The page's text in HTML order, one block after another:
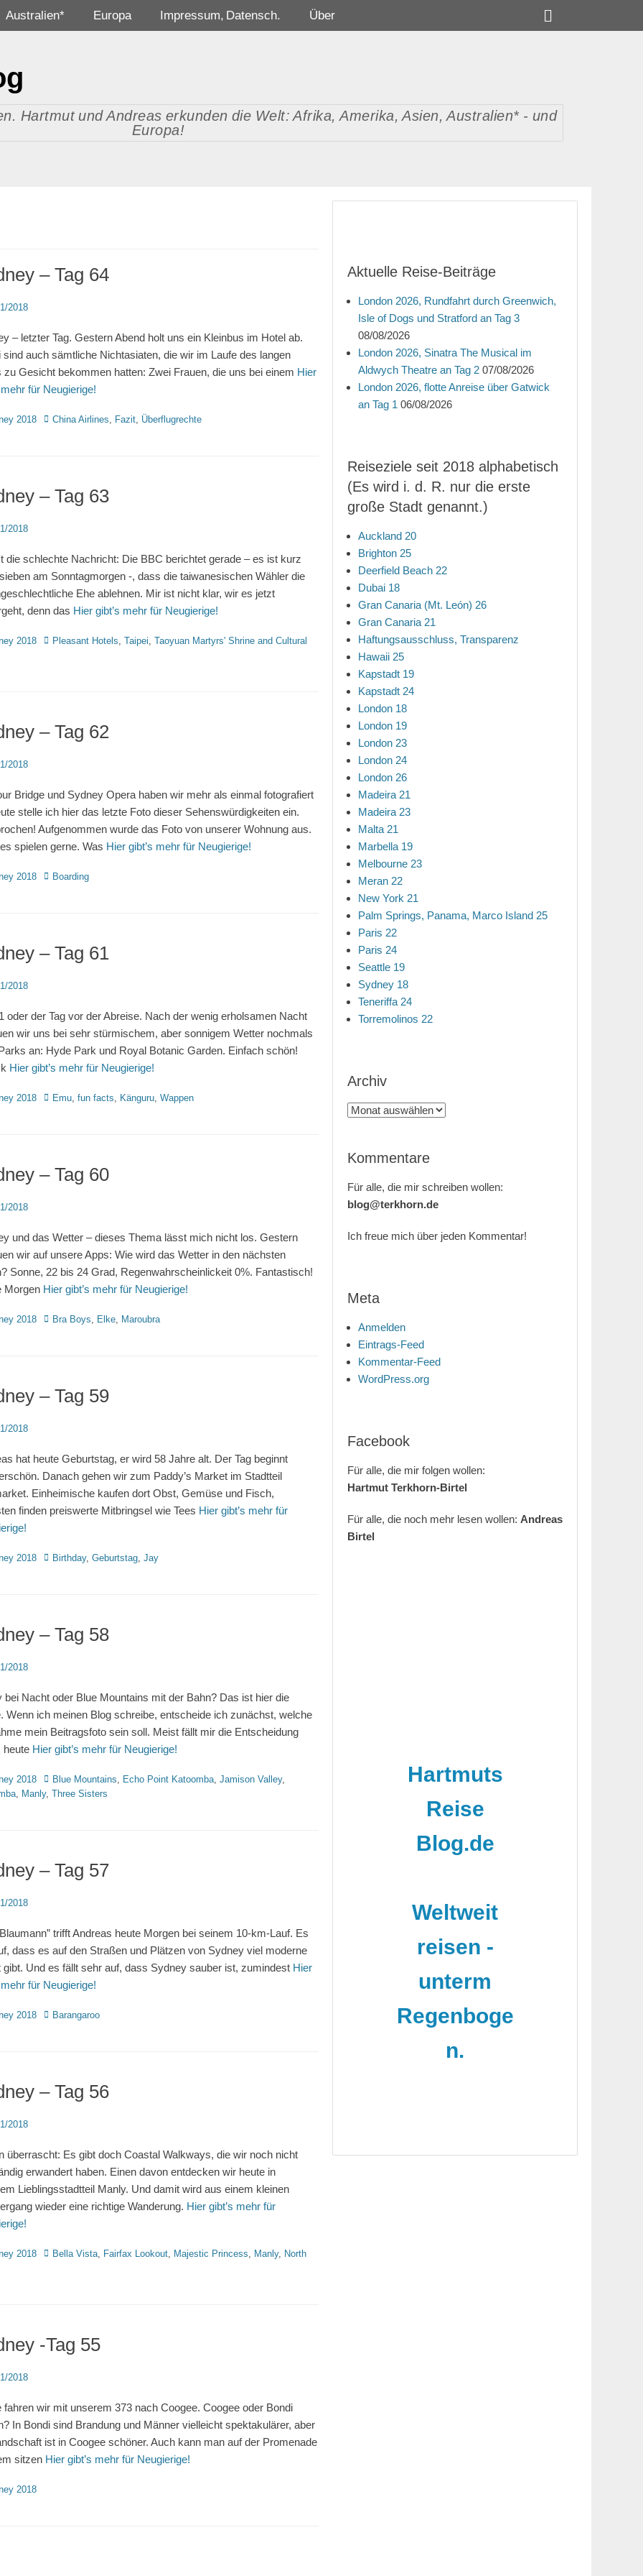
Hartmut und Andreas erkunden die Welt: Afrika, Amerika, Asien, Australien* - und
Europa!
Australien* Europa Impressum, Datensch. Über
– Tag 64
2018
– letzter Tag. Gestern Abend holt uns ein Kleinbus im Hotel ab.
sind auch sämtliche Nichtasiaten, die wir im Laufe des langen
zu Gesicht bekommen hatten: Zwei Frauen, die uns bei einem Hier
mehr für Neugierige!
2018 Schlagworte
China Airlines, Fazit, Überflugrechte
– Tag 63
2018
die schlechte Nachricht: Die BBC berichtet gerade – es ist kurz
am Sonntagmorgen -, dass die taiwanesischen Wähler die
Ehe ablehnen. Mir ist nicht klar, wir es jetzt
denn das Hier gibt’s mehr für Neugierige!
2018 Schlagworte
Pleasant Hotels, Taipei, Taoyuan Martyrs' Shrine and Cultural
– Tag 62
2018
Bridge und Sydney Opera haben wir mehr als einmal fotografiert
stelle ich hier das letzte Foto dieser Sehenswürdigkeiten ein.
Aufgenommen wurde das Foto von unserer Wohnung aus.
spielen gerne. Was Hier gibt’s mehr für Neugierige!
2018 Schlagworte
Boarding
– Tag 61
2018
oder der Tag vor der Abreise. Nach der wenig erholsamen Nacht
wir uns bei sehr stürmischem, aber sonnigem Wetter nochmals
an: Hyde Park und Royal Botanic Garden. Einfach schön!
Hier gibt’s mehr für Neugierige!
2018 Schlagworte
Emu, fun facts, Känguru, Wappen
– Tag 60
2018
und das Wetter – dieses Thema lässt mich nicht los. Gestern
wir auf unsere Apps: Wie wird das Wetter in den nächsten
Sonne, 22 bis 24 Grad, Regenwahrscheinlickeit 0%. Fantastisch!
Morgen Hier gibt’s mehr für Neugierige!
2018 Schlagworte
Bra Boys, Elke, Maroubra
– Tag 59
2018
hat heute Geburtstag, er wird 58 Jahre alt. Der Tag beginnt
Danach gehen wir zum Paddy’s Market im Stadtteil
Einheimische kaufen dort Obst, Gemüse und Fisch,
finden preiswerte Mitbringsel wie Tees Hier gibt’s mehr für
2018 Schlagworte
Birthday, Geburtstag, Jay
– Tag 58
2018
bei Nacht oder Blue Mountains mit der Bahn? Das ist hier die
Wenn ich meinen Blog schreibe, entscheide ich zunächst, welche
mein Beitragsfoto sein soll. Meist fällt mir die Entscheidung
heute Hier gibt’s mehr für Neugierige!
2018 Schlagworte
Blue Mountains, Echo Point Katoomba, Jamison Valley,
, Manly, Three Sisters
– Tag 57
2018
trifft Andreas heute Morgen bei seinem 10-km-Lauf. Es
dass es auf den Straßen und Plätzen von Sydney viel moderne
gibt. Und es fällt sehr auf, dass Sydney sauber ist, zumindest Hier
mehr für Neugierige!
2018 Schlagworte
Barangaroo
– Tag 56
2018
überrascht: Es gibt doch Coastal Walkways, die wir noch nicht
erwandert haben. Einen davon entdecken wir heute in
Lieblingsstadtteil Manly. Und damit wird aus einem kleinen
wieder eine richtige Wanderung. Hier gibt’s mehr für
2018 Schlagworte
Bella Vista, Fairfax Lookout, Majestic Princess, Manly, North
-Tag 55
2018
fahren wir mit unserem 373 nach Coogee. Coogee oder Bondi
In Bondi sind Brandung und Männer vielleicht spektakulärer, aber
ist in Coogee schöner. Auch kann man auf der Promenade
sitzen Hier gibt’s mehr für Neugierige!
2018
Aktuelle Reise-Beiträge
London 2026, Rundfahrt durch Greenwich,
Isle of Dogs und Stratford an Tag 3
08/08/2026
London 2026, Sinatra The Musical im
Aldwych Theatre an Tag 2 07/08/2026
London 2026, flotte Anreise über Gatwick
an Tag 1 06/08/2026
Reiseziele seit 2018 alphabetisch
(Es wird i. d. R. nur die erste
große Stadt genannt.)
Auckland 20
Brighton 25
Deerfield Beach 22
Dubai 18
Gran Canaria (Mt. León) 26
Gran Canaria 21
Haftungsausschluss, Transparenz
Hawaii 25
Kapstadt 19
Kapstadt 24
London 18
London 19
London 23
London 24
London 26
Madeira 21
Madeira 23
Malta 21
Marbella 19
Melbourne 23
Meran 22
New York 21
Palm Springs, Panama, Marco Island 25
Paris 22
Paris 24
Seattle 19
Sydney 18
Teneriffa 24
Torremolinos 22
Archiv
Archiv
Kommentare
Für alle, die mir schreiben wollen:
blog@terkhorn.de
Ich freue mich über jeden Kommentar!
Meta
Anmelden
Eintrags-Feed
Kommentar-Feed
WordPress.org
Facebook
Für alle, die mir folgen wollen:
Hartmut Terkhorn-Birtel
Für alle, die noch mehr lesen wollen: Andreas
Birtel
Hartmuts
Reise
Blog.de
Weltweit
reisen -
unterm
Regenboge
n.